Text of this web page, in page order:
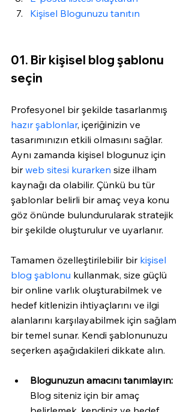
Kişisel Blogunuzu tanıtın
01. Bir kişisel blog şablonu
seçin
Profesyonel bir şekilde tasarlanmış
hazır şablonlar, içeriğinizin ve
tasarımınızın etkili olmasını sağlar.
Aynı zamanda kişisel blogunuz için
bir web sitesi kurarken size ilham
kaynağı da olabilir. Çünkü bu tür
şablonlar belirli bir amaç veya konu
göz önünde bulundurularak stratejik
bir şekilde oluşturulur ve uyarlanır.
Tamamen özelleştirilebilir bir kişisel
blog şablonu kullanmak, size güçlü
bir online varlık oluşturabilmek ve
hedef kitlenizin ihtiyaçlarını ve ilgi
alanlarını karşılayabilmek için sağlam
bir temel sunar. Kendi şablonunuzu
seçerken aşağıdakileri dikkate alın.
Blogunuzun amacını tanımlayın:
Blog siteniz için bir amaç